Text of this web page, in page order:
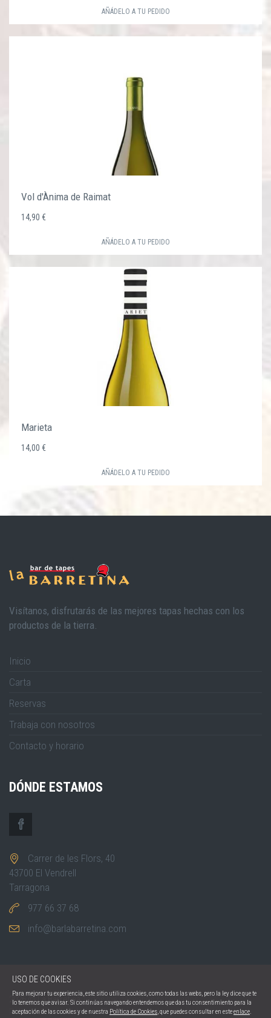
AÑÁDELO A TU PEDIDO
Vol d'Ànima de Raimat
14,90 €
AÑÁDELO A TU PEDIDO
Marieta
14,00 €
AÑÁDELO A TU PEDIDO
Visítanos, disfrutarás de las mejores tapas hechas con los
productos de la tierra.
Inicio
Carta
Reservas
Trabaja con nosotros
Contacto y horario
DÓNDE ESTAMOS
Carrer de les Flors, 40
43700 El Vendrell
Tarragona
977 66 37 68
info@barlabarretina.com
2026 © La BarretinaTodos los derechos reservados.
Política de privacidad
Política de cookies
USO DE COOKIES
Para mejorar tu experiencia, este sitio utiliza cookies, como todas las webs, pero la ley dice que te
lo tenemos que avisar. Si continúas navegando entendemos que das tu consentimiento para la
aceptación de las cookies y de nuestra Política de Cookies, que puedes consultar en esteenlace.